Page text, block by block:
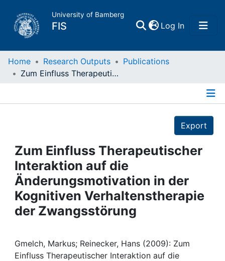
University of Bamberg
FIS Log In(current)
Home
Projects
People
Institutions
My FIS
Home Research Outputs
Publications
Zum Einfluss Therapeutischer Interaktion auf die Änderungsmotivation in der Kognitiven Verhaltenstherapie der Zwangsstörung
Export
Zum Einfluss Therapeutischer
Interaktion auf die
Änderungsmotivation in der
Kognitiven Verhaltenstherapie
der Zwangsstörung
Gmelch, Markus; Reinecker, Hans (2009): Zum
Einfluss Therapeutischer Interaktion auf die